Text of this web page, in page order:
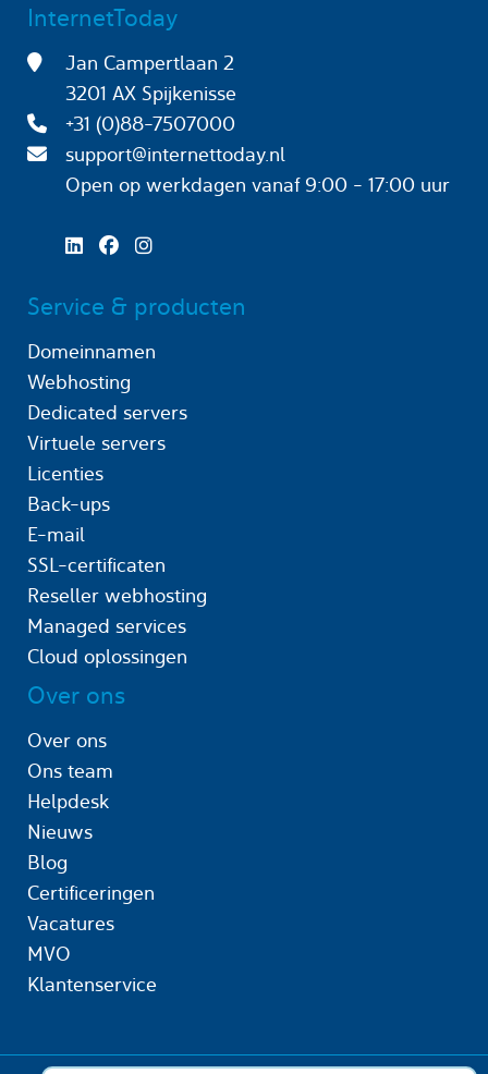
InternetToday
Jan Campertlaan 2
3201 AX Spijkenisse
+31 (0)88-7507000
support@internettoday.nl
Open op werkdagen
vanaf 9:00 - 17:00 uur
Service & producten
Domeinnamen
Webhosting
Dedicated servers
Virtuele servers
Licenties
Back-ups
E-mail
SSL-certificaten
Reseller webhosting
Managed services
Cloud oplossingen
Over ons
Over ons
Ons team
Helpdesk
Nieuws
Blog
Certificeringen
Vacatures
MVO
Klantenservice